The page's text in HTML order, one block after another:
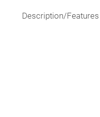
Description/Features